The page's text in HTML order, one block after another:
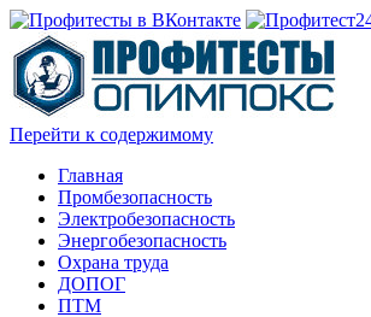
Перейти к содержимому
Главная
Промбезопасность
Электробезопасность
Энергобезопасность
Охрана труда
ДОПОГ
ПТМ